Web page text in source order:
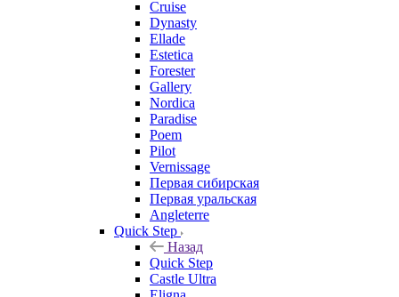
Cruise
Dynasty
Ellade
Estetica
Forester
Gallery
Nordica
Paradise
Poem
Pilot
Vernissage
Первая сибирская
Первая уральская
Angleterre
Quick Step
Назад
Quick Step
Castle Ultra